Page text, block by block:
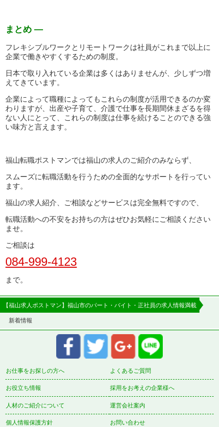
まとめ —
フレキシブルワークとリモートワークは社員がこれまで以上に
企業で働きやすくするための制度。
日本で取り入れている企業は多くはありませんが、少しずつ増
えてきています。
企業によって職種によってもこれらの制度が活用できるのか変
わりますが、出産や子育て、介護で仕事を長期間休まざるを得
ない人にとって、これらの制度は仕事を続けることのできる強
い味方と言えます。
福山転職ポストマンでは福山の求人のご紹介のみならず、
スムーズに転職活動を行うための全面的なサポートを行ってい
ます。
福山の求人紹介、ご相談などサービスは完全無料ですので、
転職活動への不安をお持ちの方はぜひお気軽にご相談ください
ませ。
ご相談は
084-999-4123
まで。
【福山求人ポストマン】福山市のパート・バイト・正社員の求人情報満載
新着情報
お仕事をお探しの方へ よくあるご質問
お役立ち情報 採用をお考えの企業様へ
人材のご紹介について 運営会社案内
個人情報保護方針 お問い合わせ